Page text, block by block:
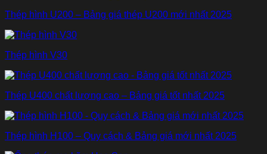
Thép hình U200 – Bảng giá thép U200 mới nhất 2025
Thép hình V30
Thép U400 chất lượng cao – Bảng giá tốt nhất 2025
Thép hình H100 – Quy cách & Bảng giá mới nhất 2025